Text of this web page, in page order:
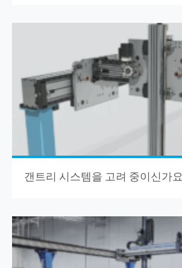
갠트리 시스템을 고려 중이신가요